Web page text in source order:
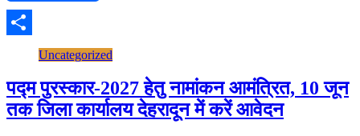
Uncategorized
पद्म पुरस्कार-2027 हेतु नामांकन आमंत्रित, 10 जून
तक जिला कार्यालय देहरादून में करें आवेदन